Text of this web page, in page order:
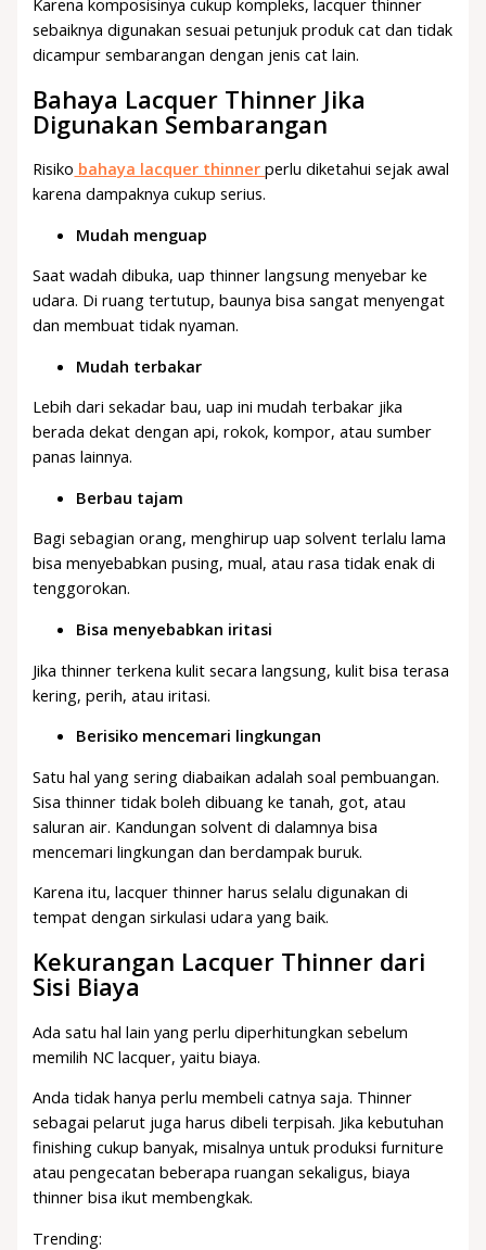
sebaiknya digunakan sesuai petunjuk produk cat dan tidak
dicampur sembarangan dengan jenis cat lain.
Bahaya Lacquer Thinner Jika
Digunakan Sembarangan
Risiko bahaya lacquer thinnerperlu diketahui sejak awal
karena dampaknya cukup serius.
Mudah menguap
Saat wadah dibuka, uap thinner langsung menyebar ke
udara. Di ruang tertutup, baunya bisa sangat menyengat
dan membuat tidak nyaman.
Mudah terbakar
Lebih dari sekadar bau, uap ini mudah terbakar jika
berada dekat dengan api, rokok, kompor, atau sumber
panas lainnya.
Berbau tajam
Bagi sebagian orang, menghirup uap solvent terlalu lama
bisa menyebabkan pusing, mual, atau rasa tidak enak di
tenggorokan.
Bisa menyebabkan iritasi
Jika thinner terkena kulit secara langsung, kulit bisa terasa
kering, perih, atau iritasi.
Berisiko mencemari lingkungan
Satu hal yang sering diabaikan adalah soal pembuangan.
Sisa thinner tidak boleh dibuang ke tanah, got, atau
saluran air. Kandungan solvent di dalamnya bisa
mencemari lingkungan dan berdampak buruk.
Karena itu, lacquer thinner harus selalu digunakan di
tempat dengan sirkulasi udara yang baik.
Kekurangan Lacquer Thinner dari
Sisi Biaya
Ada satu hal lain yang perlu diperhitungkan sebelum
memilih NC lacquer, yaitu biaya.
Anda tidak hanya perlu membeli catnya saja. Thinner
sebagai pelarut juga harus dibeli terpisah. Jika kebutuhan
finishing cukup banyak, misalnya untuk produksi furniture
atau pengecatan beberapa ruangan sekaligus, biaya
thinner bisa ikut membengkak.
Trending: